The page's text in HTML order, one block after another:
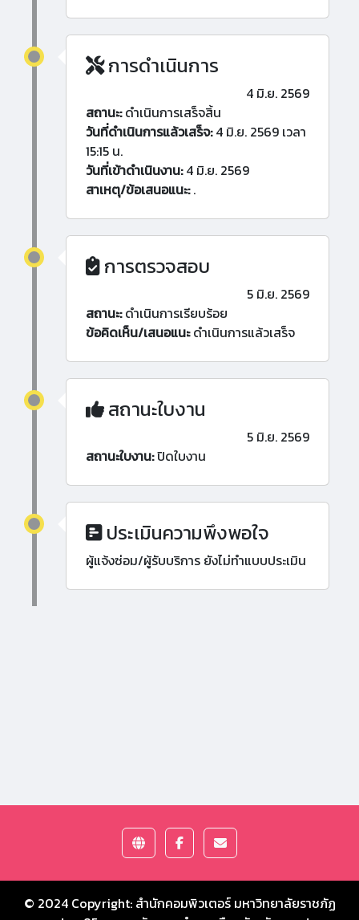
การดำเนินการ
4 มิ.ย. 2569
สถานะ:ดำเนินการเสร็จสิ้น
วันที่ดำเนินการแล้วเสร็จ:4 มิ.ย. 2569 เวลา
15:15 น.
วันที่เข้าดำเนินงาน:4 มิ.ย. 2569
สาเหตุ/ข้อเสนอแนะ:.
การตรวจสอบ
5 มิ.ย. 2569
สถานะ:ดำเนินการเรียบร้อย
ข้อคิดเห็น/เสนอแนะดำเนินการแล้วเสร็จ
สถานะใบงาน
5 มิ.ย. 2569
สถานะใบงาน:ปิดใบงาน
ประเมินความพึงพอใจ
ผู้แจ้งซ่อม/ผู้รับบริการ ยังไม่ทำแบบประเมิน
© 2024 Copyright: สำนักคอมพิวเตอร์ มหาวิทยาลัยราชภัฏ